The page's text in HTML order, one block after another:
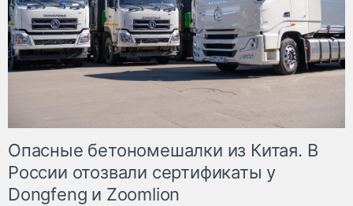
Опасные бетономешалки из Китая. В
России отозвали сертификаты у
Dongfeng и Zoomlion